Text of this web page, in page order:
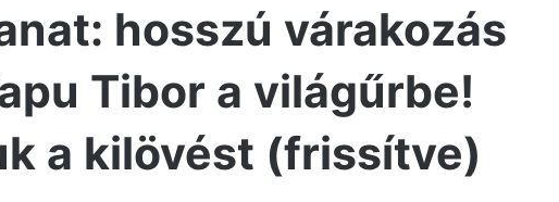
hosszú várakozás
Tibor a világűrbe!
a kilövést (frissítve)